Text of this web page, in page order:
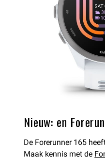
Nieuw: en
De Forerunner 165
Maak kennis met de